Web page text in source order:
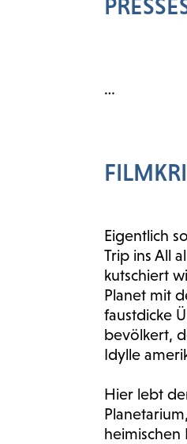
…
Eigentlich
Trip ins All
kutschiert
Planet mit
faustdicke
bevölkert,
Idylle
Hier lebt